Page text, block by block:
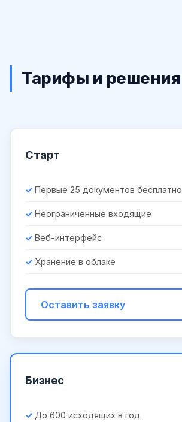
Тарифы и решения
Старт
Первые 25 документов бесплатно
Неограниченные входящие
Веб-интерфейс
Хранение в облаке
Оставить заявку
Бизнес
До 600 исходящих в год